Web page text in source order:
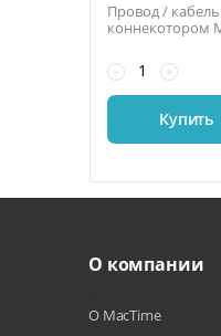
Провод /
коннекотором
60W, 85W+
−
Купить
О компании
О MacTime